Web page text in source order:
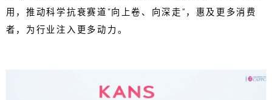
用，推动科学抗衰赛道“向上卷、向深走”，惠及更多消费
者，为行业注入更多动力。